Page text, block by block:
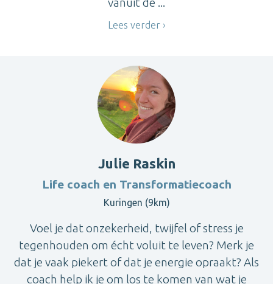
Lees verder
Julie Raskin
Life coach en Transformatiecoach
Kuringen (9km)
Voel je dat onzekerheid, twijfel of stress je
tegenhouden om écht voluit te leven? Merk je
dat je vaak piekert of dat je energie opraakt? Als
coach help ik je om los te komen van wat je